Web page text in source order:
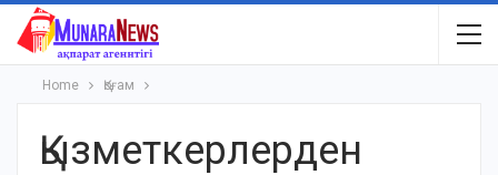
Home Қоғам
Қызметкерлерден